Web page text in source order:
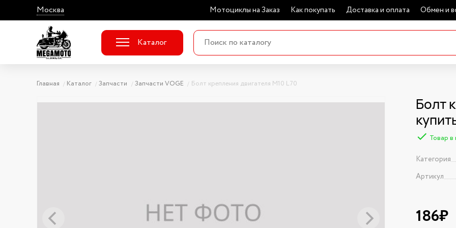
Москва Мотоциклы на Заказ Как покупать Доставка и оплата Обмен и
Каталог
Главная Каталог Запчасти Запчасти VOGE Болт крепления двигателя М10 L70
Болт
Товар в
Категория
Артикул
186₽